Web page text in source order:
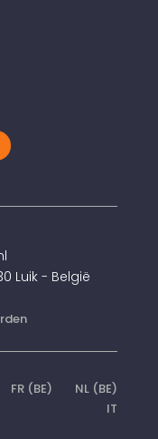
Luik - België
FR (BE)
NL (BE)
IT